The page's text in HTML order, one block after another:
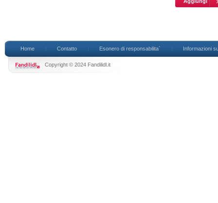
Home Contatto Esonero di responsabilita` Informazioni
Copyright © 2024 Fandilidl.it